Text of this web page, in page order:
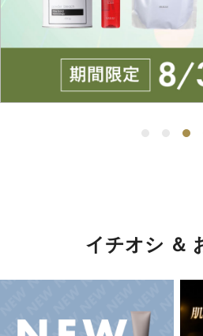
イチオシ ＆